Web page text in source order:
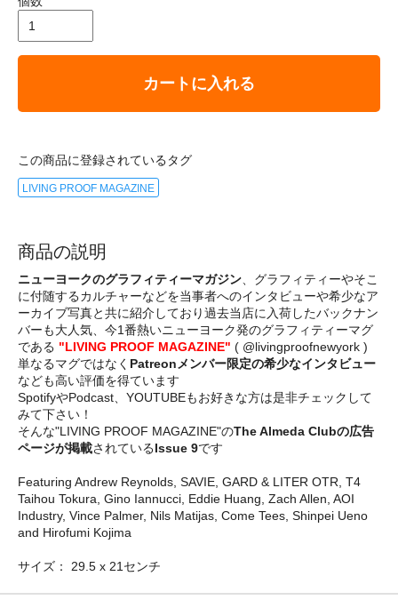
カートに入れる
この商品に登録されているタグ
LIVING PROOF MAGAZINE
商品の説明
ニューヨークのグラフィティーマガジン、グラフィティーやそこ
に付随するカルチャーなどを当事者へのインタビューや希少なア
ーカイブ写真と共に紹介しており過去当店に入荷したバックナン
バーも大人気、今1番熱いニューヨーク発のグラフィティーマグ
である "LIVING PROOF MAGAZINE" ( @livingproofnewyork )
単なるマグではなく Patreonメンバー限定の希少なインタビュー
なども高い評価を得ています
SpotifyやPodcast、YOUTUBEもお好きな方は是非チェックして
みて下さい！
そんな"LIVING PROOF MAGAZINE"のThe Almeda Clubの広告
ページが掲載されているIssue 9です
Featuring Andrew Reynolds, SAVIE, GARD & LITER OTR, T4
Taihou Tokura, Gino Iannucci, Eddie Huang, Zach Allen, AOI
Industry, Vince Palmer, Nils Matijas, Come Tees, Shinpei Ueno
and Hirofumi Kojima
サイズ： 29.5 x 21センチ